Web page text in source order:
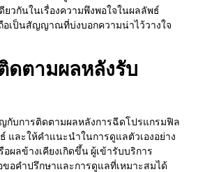
ยวกันในเรื่องความพึงพอใจในผลลัพธ์
อเป็นสัญญาณที่บ่งบอกความน่าไว้วางใจ
ดตามผลหลังรับ
กับการติดตามผลหลังการฉีดโปรแกรมฟิล
และให้คำแนะนำในการดูแลตัวเองอย่าง
ผลข้างเคียงเกิดขึ้น ผู้เข้ารับบริการ
อคำปรึกษาและการดูแลที่เหมาะสมได้